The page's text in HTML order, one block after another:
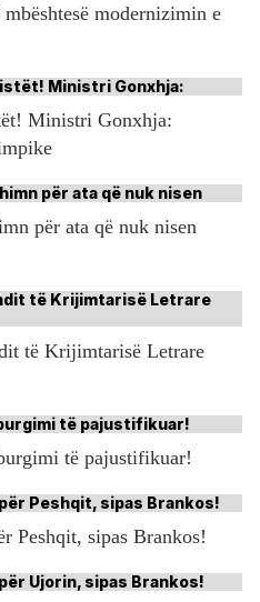
modernizimin e
Ministri Gonxhja:
për ata që nuk nisen
të Krijimtarisë Letrare
të pajustifikuar!
Peshqit, sipas Brankos!